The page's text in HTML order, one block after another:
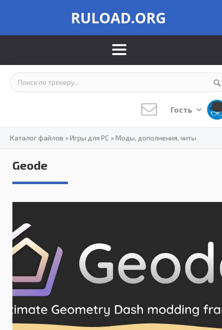
RULOAD.ORG
Гость
Каталог файлов »Игры для PC »Моды, дополнения, читы
Geode